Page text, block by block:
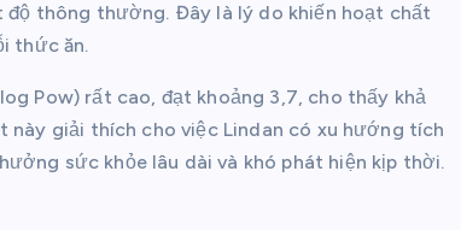
thông thường. Đây là lý do khiến hoạt chất
thức ăn.
Pow) rất cao, đạt khoảng 3,7, cho thấy khả
này giải thích cho việc Lindan có xu hướng tích
sức khỏe lâu dài và khó phát hiện kịp thời.